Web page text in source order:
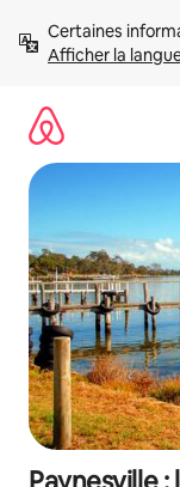
directement
Afficher la